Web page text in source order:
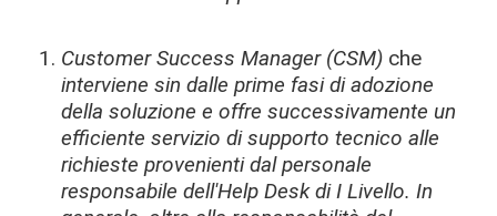
Customer Success Manager (CSM) che
interviene sin dalle prime fasi di adozione
della soluzione e offre successivamente un
efficiente servizio di supporto tecnico alle
richieste provenienti dal personale
responsabile dell'Help Desk di I Livello. In